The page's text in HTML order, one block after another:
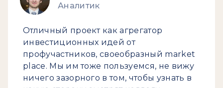
Аналитик
Отличный проект как агрегатор
инвестиционных идей от
профучастников, своеобразный market
place. Мы им тоже пользуемся, не вижу
ничего зазорного в том, чтобы узнать в